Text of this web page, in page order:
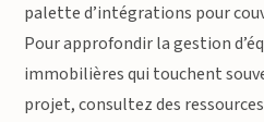
palette d’intégrations pour
Pour approfondir la gestion
immobilières qui touchent
projet, consultez des